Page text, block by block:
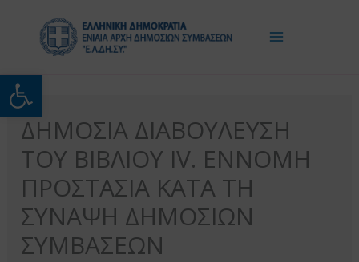
Ανοίξτε τη γραμμή
περιεχόμενο
ΔΗΜΟΣΙΑ ΔΙΑΒΟΥΛΕΥΣΗ
ΤΟΥ ΒΙΒΛΙΟΥ IV. ΕΝΝΟΜΗ
ΠΡΟΣΤΑΣΙΑ ΚΑΤΑ ΤΗ
ΣΥΝΑΨΗ ΔΗΜΟΣΙΩΝ
ΣΥΜΒΑΣΕΩΝ